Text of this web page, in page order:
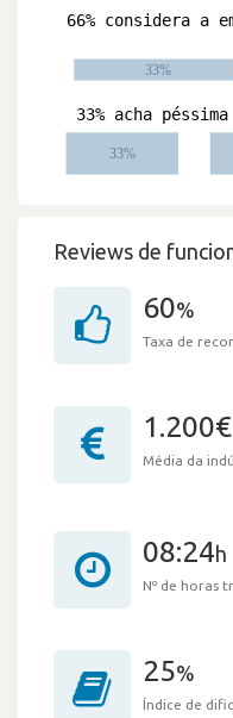
Reviews de
60%
Taxa de
Média da
08:24h
Nº de horas
25%
Índice de